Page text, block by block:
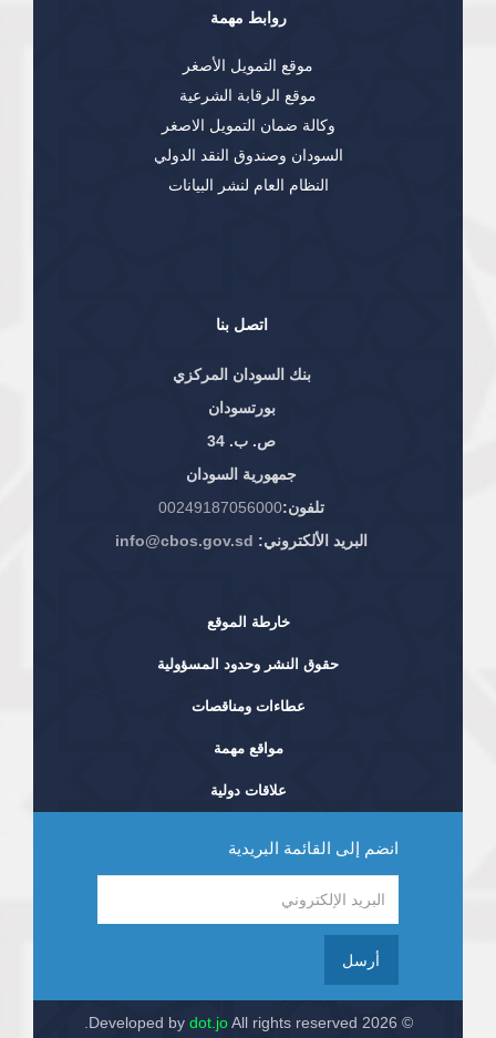
اتصل بنا
بنك السودان المركزي
بورتسودان
ص. ب. 34
جمهورية السودان
تلفون:00249187056000
البريد الألكتروني: info@cbos.gov.sd
روابط مهمة
موقع التمويل الأصغر
موقع الرقابة الشرعية
وكالة ضمان التمويل الاصغر
السودان وصندوق النقد الدولي
النظام العام لنشر البيانات
خارطة الموقع
حقوق النشر وحدود المسؤولية
عطاءات ومناقصات
مواقع مهمة
علاقات دولية
انضم إلى القائمة البريدية
أرسل
© 2026 Developed by
dot.joAll rights reserved.